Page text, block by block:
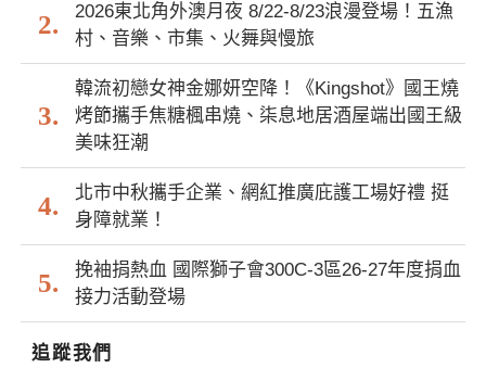
2026東北角外澳月夜 8/22-8/23浪漫登場！五漁
村、音樂、市集、火舞與慢旅
韓流初戀女神金娜妍空降！《Kingshot》國王燒
烤節攜手焦糖楓串燒、柒息地居酒屋端出國王級
美味狂潮
北市中秋攜手企業、網紅推廣庇護工場好禮 挺
身障就業！
挽袖捐熱血 國際獅子會300C-3區26-27年度捐血
接力活動登場
追蹤我們